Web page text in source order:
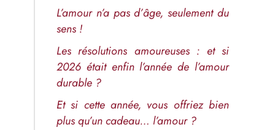
L’amour n’a pas d’âge, seulement du
sens !
Les résolutions amoureuses : et si
2026 était enfin l’année de l’amour
durable ?
Et si cette année, vous offriez bien
plus qu’un cadeau… l’amour ?